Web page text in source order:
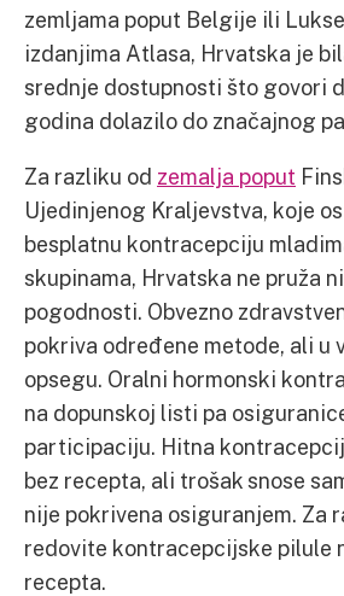
zemljama poput Belgije ili
izdanjima Atlasa, Hrvatska je
srednje dostupnosti što govori
godina dolazilo do značajnog
Za razliku od zemalja poput
Ujedinjenog Kraljevstva, koje
besplatnu kontracepciju
skupinama, Hrvatska ne pruža
pogodnosti. Obvezno
pokriva određene metode, ali u
opsegu. Oralni hormonski
na dopunskoj listi pa
participaciju. Hitna
bez recepta, ali trošak snose
nije pokrivena osiguranjem. Za
redovite kontracepcijske pilule
recepta.